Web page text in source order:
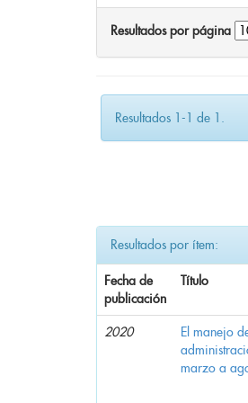
Resultados por página
Resultados 1-1 de 1.
Resultados por ítem:
Fecha de
publicación
Título
2020
El manejo
marzo a